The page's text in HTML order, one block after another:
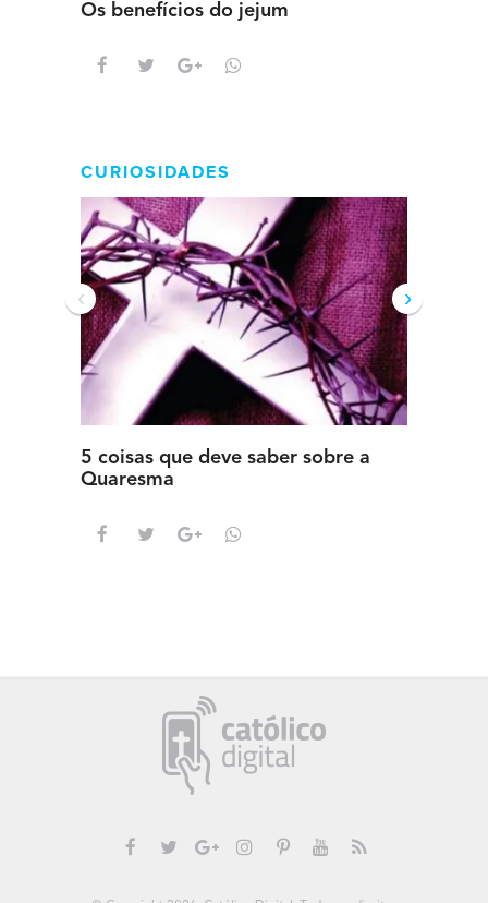
Os benefícios do jejum
CURIOSIDADES
5 coisas que deve saber sobre a
Quaresma
‹ ›